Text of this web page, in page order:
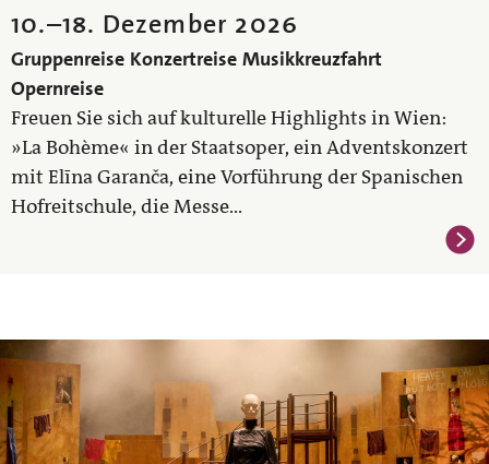
10.–18. Dezember 2026
Gruppenreise Konzertreise Musikkreuzfahrt
Opernreise
Freuen Sie sich auf kulturelle Highlights in Wien:
»La Bohème« in der Staatsoper, ein Adventskonzert
mit Elīna Garanča, eine Vorführung der Spanischen
Hofreitschule, die Messe...